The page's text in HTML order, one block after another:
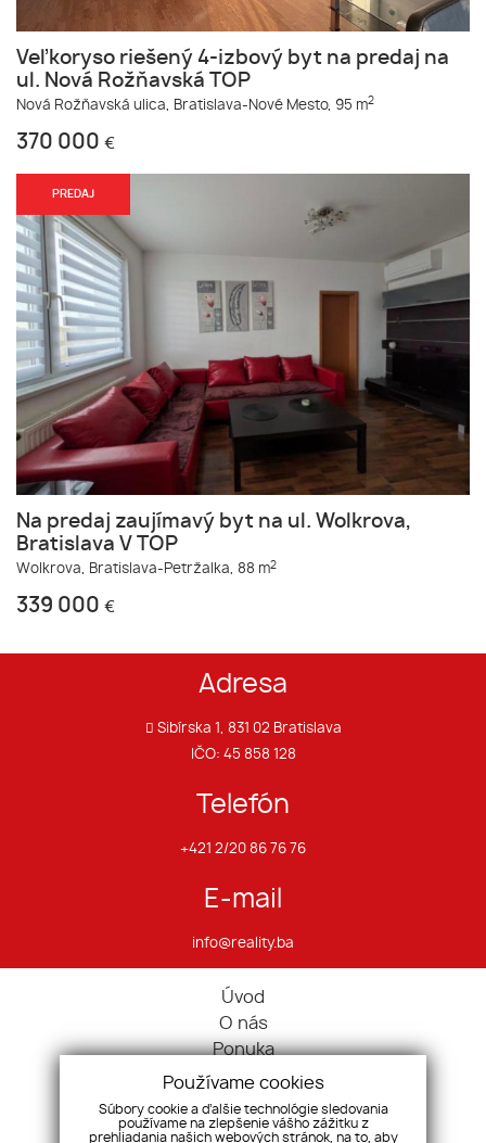
Veľkoryso riešený 4-izbový byt na predaj na
ul. Nová Rožňavská TOP
Nová Rožňavská ulica, Bratislava-Nové Mesto, 95 m2
370 000 €
PREDAJ
Na predaj zaujímavý byt na ul. Wolkrova,
Bratislava V TOP
Wolkrova, Bratislava-Petržalka, 88 m2
339 000 €
Adresa
Sibírska 1, 831 02 Bratislava
IČO: 45 858 128
Telefón
+421 2/20 86 76 76
E-mail
info@reality.ba
Úvod
O nás
Ponuka
Pravidlá cookies
Ponúknite nám
Služby
Používame cookies
Súbory cookie a ďalšie technológie sledovania
používame na zlepšenie vášho zážitku z
prehliadania našich webových stránok, na to, aby